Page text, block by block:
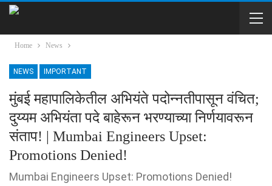
Home News
NEWS IMPORTANT
मुंबई महापालिकेतील अभियंते पदोन्नतीपासून वंचित;
दुय्यम अभियंता पदे बाहेरून भरण्याच्या निर्णयावरून
संताप! | Mumbai Engineers Upset:
Promotions Denied!
Mumbai Engineers Upset: Promotions Denied!